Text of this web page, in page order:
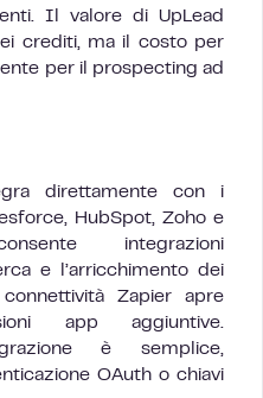
Il valore di UpLead
crediti, ma il costo per
per il prospecting ad
direttamente con i
HubSpot, Zoho e
integrazioni
e l’arricchimento dei
Zapier apre
app aggiuntive.
è semplice,
OAuth o chiavi